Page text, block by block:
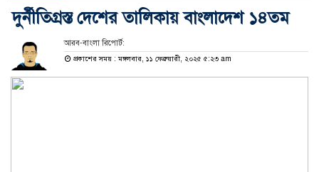
দুর্নীতিগ্রস্ত দেশের তালিকায় বাংলাদেশ ১৪তম
আরব-বাংলা রিপোর্ট:
প্রকাশের সময় : মঙ্গলবার, ১১ ফেব্রুয়ারী, ২০২৫ ৫:২৩ am